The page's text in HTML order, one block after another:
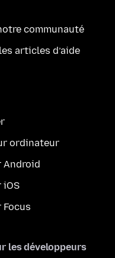
communauté
articles d’aide
ordinateur
Android
iOS
Focus
les développeurs